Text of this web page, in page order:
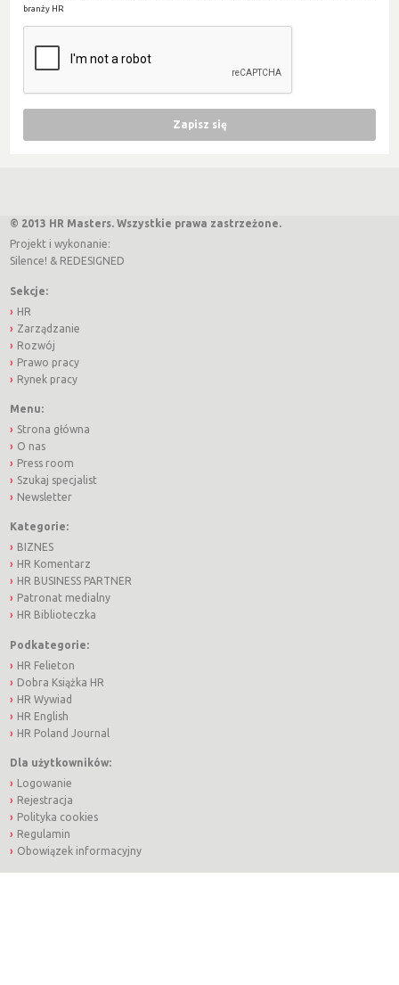
branży HR
© 2013 HR Masters. Wszystkie prawa zastrzeżone.
Projekt i wykonanie:
Silence! & REDESIGNED
Sekcje:
HR
Zarządzanie
Rozwój
Prawo pracy
Rynek pracy
Menu:
Strona główna
O nas
Press room
Szukaj specjalist
Newsletter
Kategorie:
BIZNES
HR Komentarz
HR BUSINESS PARTNER
Patronat medialny
HR Biblioteczka
Podkategorie:
HR Felieton
Dobra Książka HR
HR Wywiad
HR English
HR Poland Journal
Dla użytkowników:
Logowanie
Rejestracja
Polityka cookies
Regulamin
Obowiązek informacyjny